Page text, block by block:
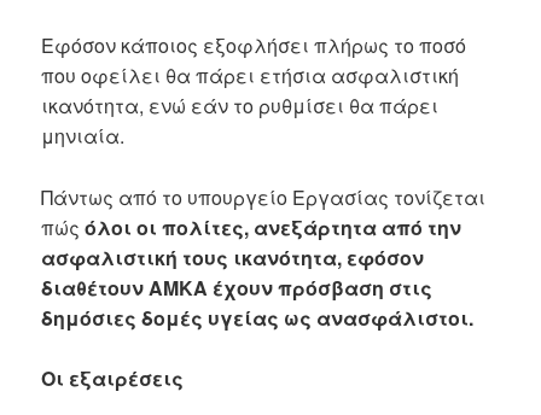
Εφόσον κάποιος εξοφλήσει πλήρως το ποσό
που οφείλει θα πάρει ετήσια ασφαλιστική
ικανότητα, ενώ εάν το ρυθμίσει θα πάρει
μηνιαία.
Πάντως από το υπουργείο Εργασίας τονίζεται
πώςόλοι οι πολίτες, ανεξάρτητα από την
ασφαλιστική τους ικανότητα, εφόσον
διαθέτουν ΑΜΚΑ έχουν πρόσβαση στις
δημόσιες δομές υγείας ως ανασφάλιστοι.
Οι εξαιρέσεις